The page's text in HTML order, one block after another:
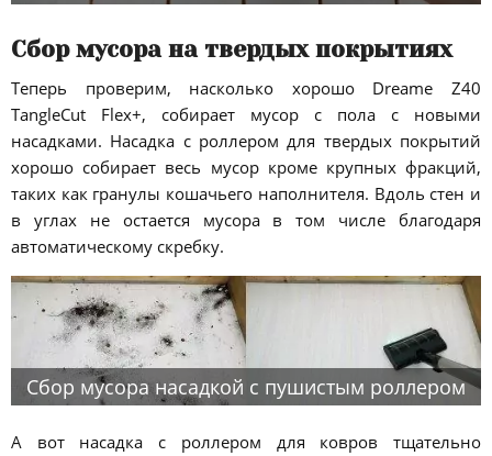
Сбор мусора на твердых покрытиях
Теперь проверим, насколько хорошо Dreame Z40
TangleCut Flex+, собирает мусор с пола с новыми
насадками. Насадка с роллером для твердых покрытий
хорошо собирает весь мусор кроме крупных фракций,
таких как гранулы кошачьего наполнителя. Вдоль стен и
в углах не остается мусора в том числе благодаря
автоматическому скребку.
Сбор мусора насадкой с пушистым роллером
А вот насадка с роллером для ковров тщательно